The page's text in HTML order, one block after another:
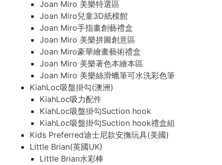
Joan Miro 美樂特選區
Joan Miro兒童3D紙模館
Joan Miro手指畫創藝禮盒
Joan Miro 美樂拼圖創意區
Joan Miro豪華繪畫藝術禮盒
Joan Miro 美樂著色本繪本區
Joan Miro 美樂絲滑蠟筆可水洗彩色筆
KiahLoc吸盤掛勾(澳洲)
KiahLoc吸力配件
KiahLoc吸盤掛勾Suction hook
KiahLoc吸盤掛勾Suction hook禮盒組
Kids Preferred迪士尼款安撫玩具(美國)
Little Brian(英國UK)
Little Brian水彩棒